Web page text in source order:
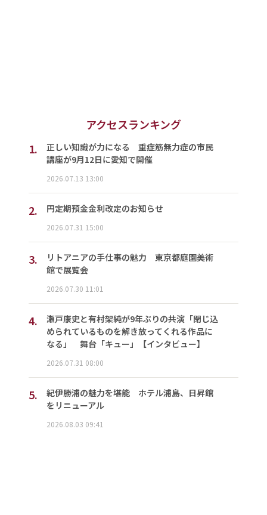
アクセスランキング
1.
正しい知識が力になる 重症筋無力症の市民
講座が9月12日に愛知で開催
2026.07.13 13:00
2. 円定期預金金利改定のお知らせ
2026.07.31 15:00
3.
リトアニアの手仕事の魅力 東京都庭園美術
館で展覧会
2026.07.30 11:01
4.
瀬戸康史と有村架純が9年ぶりの共演「閉じ込
められているものを解き放ってくれる作品に
なる」 舞台「キュー」【インタビュー】
2026.07.31 08:00
5.
紀伊勝浦の魅力を堪能 ホテル浦島、日昇館
をリニューアル
2026.08.03 09:41